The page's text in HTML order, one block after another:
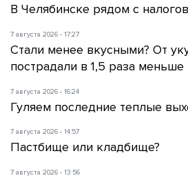
В Челябинске рядом с
7 августа 2026 - 17:27
Стали менее вкусными? От
пострадали в 1,5 раза
7 августа 2026 - 16:24
Гуляем последние теплые
7 августа 2026 - 14:57
Пастбище или кладбище?
7 августа 2026 - 13:56